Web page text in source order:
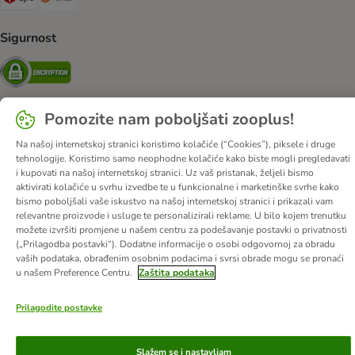
Sigurnost
Security
O nama Karijere Web stranica tvrtke Impressum
DSA
Opći uvjeti poslovanja
Odustati od ugovora
Kontakt
Troškovi slanja i vrijeme dostave
Načini plaćanja
Propisi o uklanjanju otpada
Zaštita podataka
Izjava o pristupačnosti
© zooplus SE2026
Pomozite nam poboljšati zooplus!
Na našoj internetskoj stranici koristimo kolačiće (“Cookies”), piksele i druge
tehnologije. Koristimo samo neophodne kolačiće kako biste mogli pregledavati
i kupovati na našoj internetskoj stranici. Uz vaš pristanak, željeli bismo
aktivirati kolačiće u svrhu izvedbe te u funkcionalne i marketinške svrhe kako
bismo poboljšali vaše iskustvo na našoj internetskoj stranici i prikazali vam
relevantne proizvode i usluge te personalizirali reklame. U bilo kojem trenutku
možete izvršiti promjene u našem centru za podešavanje postavki o privatnosti
(„Prilagodba postavki“). Dodatne informacije o osobi odgovornoj za obradu
vaših podataka, obrađenim osobnim podacima i svrsi obrade mogu se pronaći
u našem Preference Centru. Zaštita podataka
Prilagodite postavke
Slažem se i nastavljam